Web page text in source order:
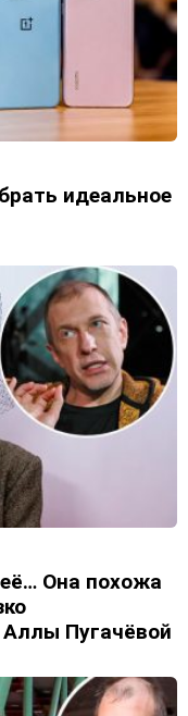
идеальное
Она похожа
Аллы Пугачёвой